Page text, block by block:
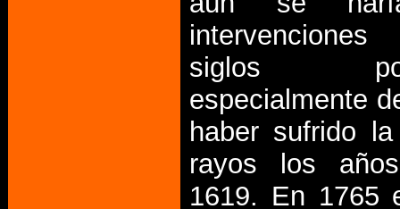
siglos
especialmente
haber sufrido
rayos los
1619. En 1765